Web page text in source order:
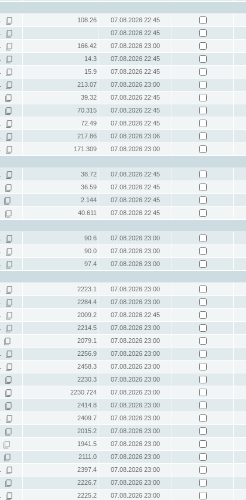
108.26
07.08.2026 22:45
07.08.2026 22:45
166.42
07.08.2026 23:00
14.3
07.08.2026 22:45
15.9
07.08.2026 22:45
213.07
07.08.2026 23:00
39.32
07.08.2026 22:45
70.315
07.08.2026 22:45
72.49
07.08.2026 22:45
217.86
07.08.2026 23:06
171.309
07.08.2026 23:00
38.72
07.08.2026 22:45
36.59
07.08.2026 22:45
2.144
07.08.2026 22:45
40.611
07.08.2026 22:45
90.6
07.08.2026 23:00
90.0
07.08.2026 23:00
97.4
07.08.2026 23:00
2223.1
07.08.2026 23:00
2284.4
07.08.2026 23:00
2009.2
07.08.2026 22:45
2214.5
07.08.2026 23:00
2079.1
07.08.2026 23:00
2256.9
07.08.2026 23:00
2458.3
07.08.2026 23:00
2230.3
07.08.2026 23:00
2230.724
07.08.2026 23:00
2414.8
07.08.2026 23:00
2409.7
07.08.2026 23:00
2015.2
07.08.2026 23:00
1941.5
07.08.2026 23:00
2111.0
07.08.2026 23:00
2397.4
07.08.2026 23:00
2226.7
07.08.2026 23:00
2225.2
07.08.2026 23:00